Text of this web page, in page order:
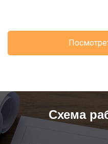
Схема